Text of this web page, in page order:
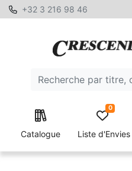
+32 3 216 98 46
Catalogue Liste d'Envies
0